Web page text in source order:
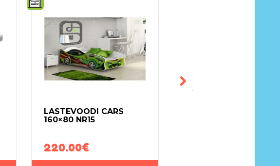
LASTEVOODI CARS
160×80 NR15
220.00€